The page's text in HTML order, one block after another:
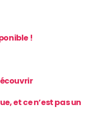
!
et ce n’est pas un